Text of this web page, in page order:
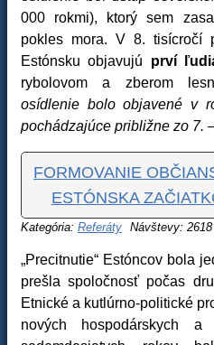
000 rokmi), ktorý sem
pokles mora. V 8. tisícročí
Estónsku objavujú prví
rybolovom a zberom
osídlenie bolo objavené v
pochádzajúce približne zo 7.
FORMOVANIE
ESTÓNSKA
Kategória: Referáty Návštevy: 2618
„Precitnutie“ Estóncov bola
prešla spoločnosť počas
Etnické a kutlúrno-politické
nových hospodárskych a